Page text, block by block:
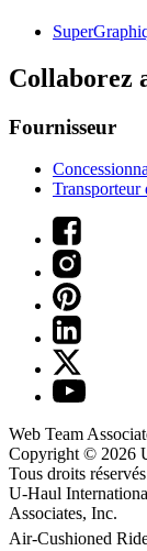
Collaborez
Fournisseur
Web Team
Copyright © 2026
Tous droits
U-Haul
Associates, Inc.
Air-Cushioned